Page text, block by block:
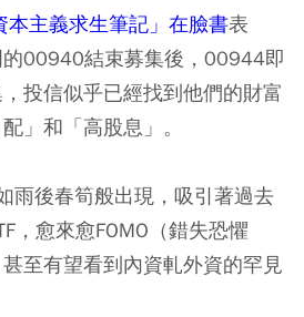
本主義求生筆記」在臉書表
00940結束募集後，00944即
投信似乎已經找到他們的財富
」和「高股息」。
雨後春筍般出現，吸引著過去
，愈來愈FOMO（錯失恐懼
至有望看到內資軋外資的罕見